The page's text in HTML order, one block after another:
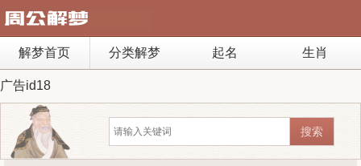
解梦首页 分类解梦 起名 生肖
广告id18